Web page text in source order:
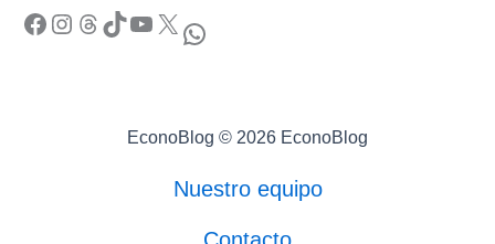
Facebook Instagram Threads TikTok YouTube X WhatsApp
EconoBlog © 2026 EconoBlog
Nuestro equipo